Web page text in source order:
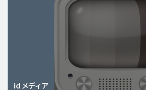
脂肪注入(アンチエイジング)
id メディア